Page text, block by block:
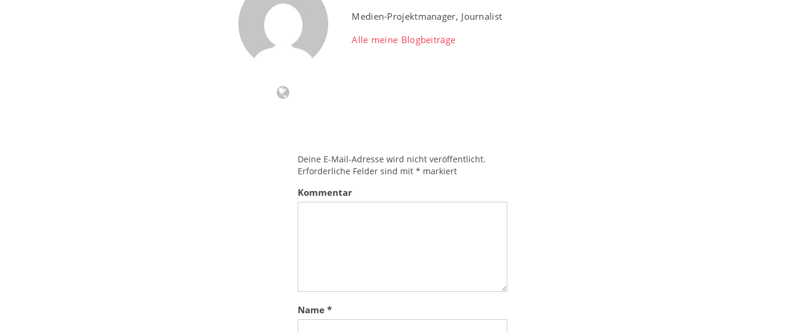
Medien-Projektmanager, Journalist
Alle meine Blogbeiträge
Deine E-Mail-Adresse wird nicht veröffentlicht.
Erforderliche Felder sind mit* markiert
Kommentar
Name*